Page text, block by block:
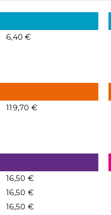
6,40 €
119,70 €
16,50 €
16,50 €
16,50 €